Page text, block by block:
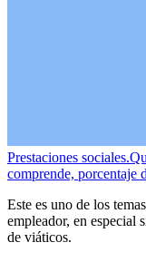
Prestaciones sociales.
comprende, porcentaje
Este es uno de los
empleador, en especial
de viáticos.